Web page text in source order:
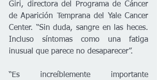
Giri, directora del Programa de Cáncer
de Aparición Temprana del Yale Cancer
Center. “Sin duda, sangre en las heces.
Incluso síntomas como una fatiga
inusual que parece no desaparecer”.
“Es increíblemente importante